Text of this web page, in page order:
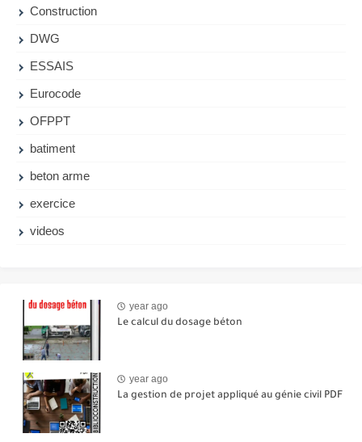
Construction
DWG
ESSAIS
Eurocode
OFPPT
batiment
beton arme
exercice
videos
year ago
Le calcul du dosage béton
year ago
La gestion de projet appliqué au génie civil PDF